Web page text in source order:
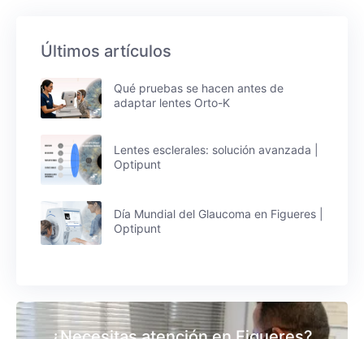
Últimos artículos
Qué pruebas se hacen antes de
adaptar lentes Orto-K
Lentes esclerales: solución avanzada |
Optipunt
Día Mundial del Glaucoma en Figueres |
Optipunt